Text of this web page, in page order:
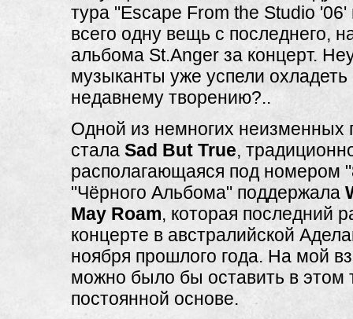
тура "Escape From the Studio '06'
всего одну вещь с последнего,
альбома St.Anger за концерт.
музыканты уже успели охладеть
недавнему творению?..
Одной из немногих неизменных
стала Sad But True,
располагающаяся под номером
"Чёрного Альбома" поддержала
May Roam, которая последний
концерте в австралийской
ноября прошлого года. На мой
можно было бы оставить в этом
постоянной основе.